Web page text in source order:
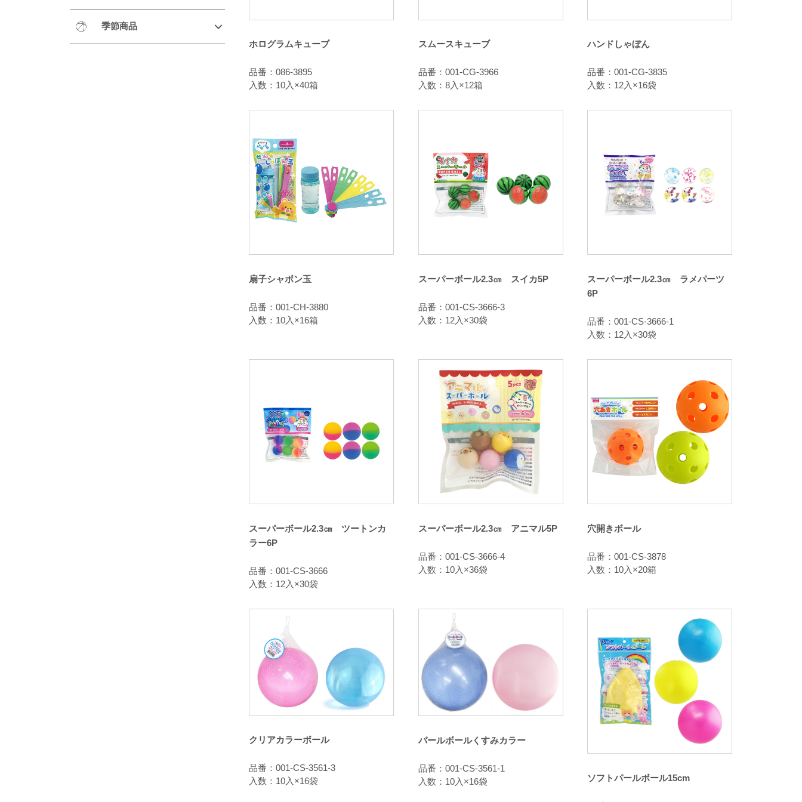
季節商品
ホログラムキューブ
品番：086-3895
入数：10入×40箱
スムースキューブ
品番：001-CG-3966
入数：8入×12箱
ハンドしゃぼん
品番：001-CG-3835
入数：12入×16袋
扇子シャボン玉
品番：001-CH-3880
入数：10入×16箱
スーパーボール2.3㎝ スイカ5P
品番：001-CS-3666-3
入数：12入×30袋
スーパーボール2.3㎝ ラメパーツ
6P
品番：001-CS-3666-1
入数：12入×30袋
スーパーボール2.3㎝ ツートンカ
ラー6P
品番：001-CS-3666
入数：12入×30袋
スーパーボール2.3㎝ アニマル5P
品番：001-CS-3666-4
入数：10入×36袋
穴開きボール
品番：001-CS-3878
入数：10入×20箱
クリアカラーボール
品番：001-CS-3561-3
入数：10入×16袋
パールボールくすみカラー
品番：001-CS-3561-1
入数：10入×16袋
ソフトパールボール15cm